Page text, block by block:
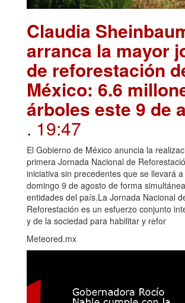
Claudia
arranca la mayor
de reforestación
México: 6.6
árboles este 9 de
. 19:47
El Gobierno de México anuncia la
primera Jornada Nacional de
iniciativa sin precedentes que se llevará
domingo 9 de agosto de forma
entidades del país.La Jornada Nacional
Reforestación es un esfuerzo conjunto
y de la sociedad para habilitar y refor
Meteored.mx